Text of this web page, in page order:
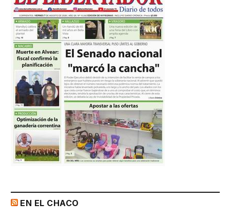
EN EL CHACO